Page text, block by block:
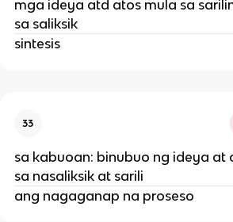
mga ideya atd atos mula sa
sa saliksik
sintesis
33
sa kabuoan: binubuo ng ideya at
sa nasaliksik at sarili
ang nagaganap na proseso